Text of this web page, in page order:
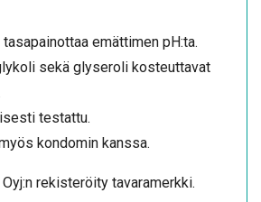
emättimen pH:ta.
sekä glyseroli kosteuttavat
testattu.
kondomin kanssa.
rekisteröity tavaramerkki.